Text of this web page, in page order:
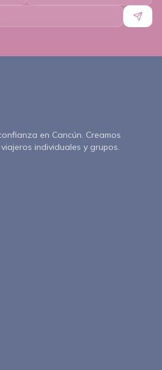
en Cancún. Creamos
individuales y grupos.